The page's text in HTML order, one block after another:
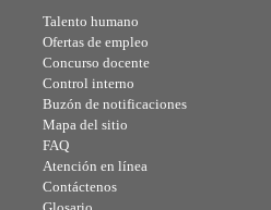
Talento humano
Ofertas de empleo
Concurso docente
Control interno
Buzón de notificaciones
Mapa del sitio
FAQ
Atención en línea
Contáctenos